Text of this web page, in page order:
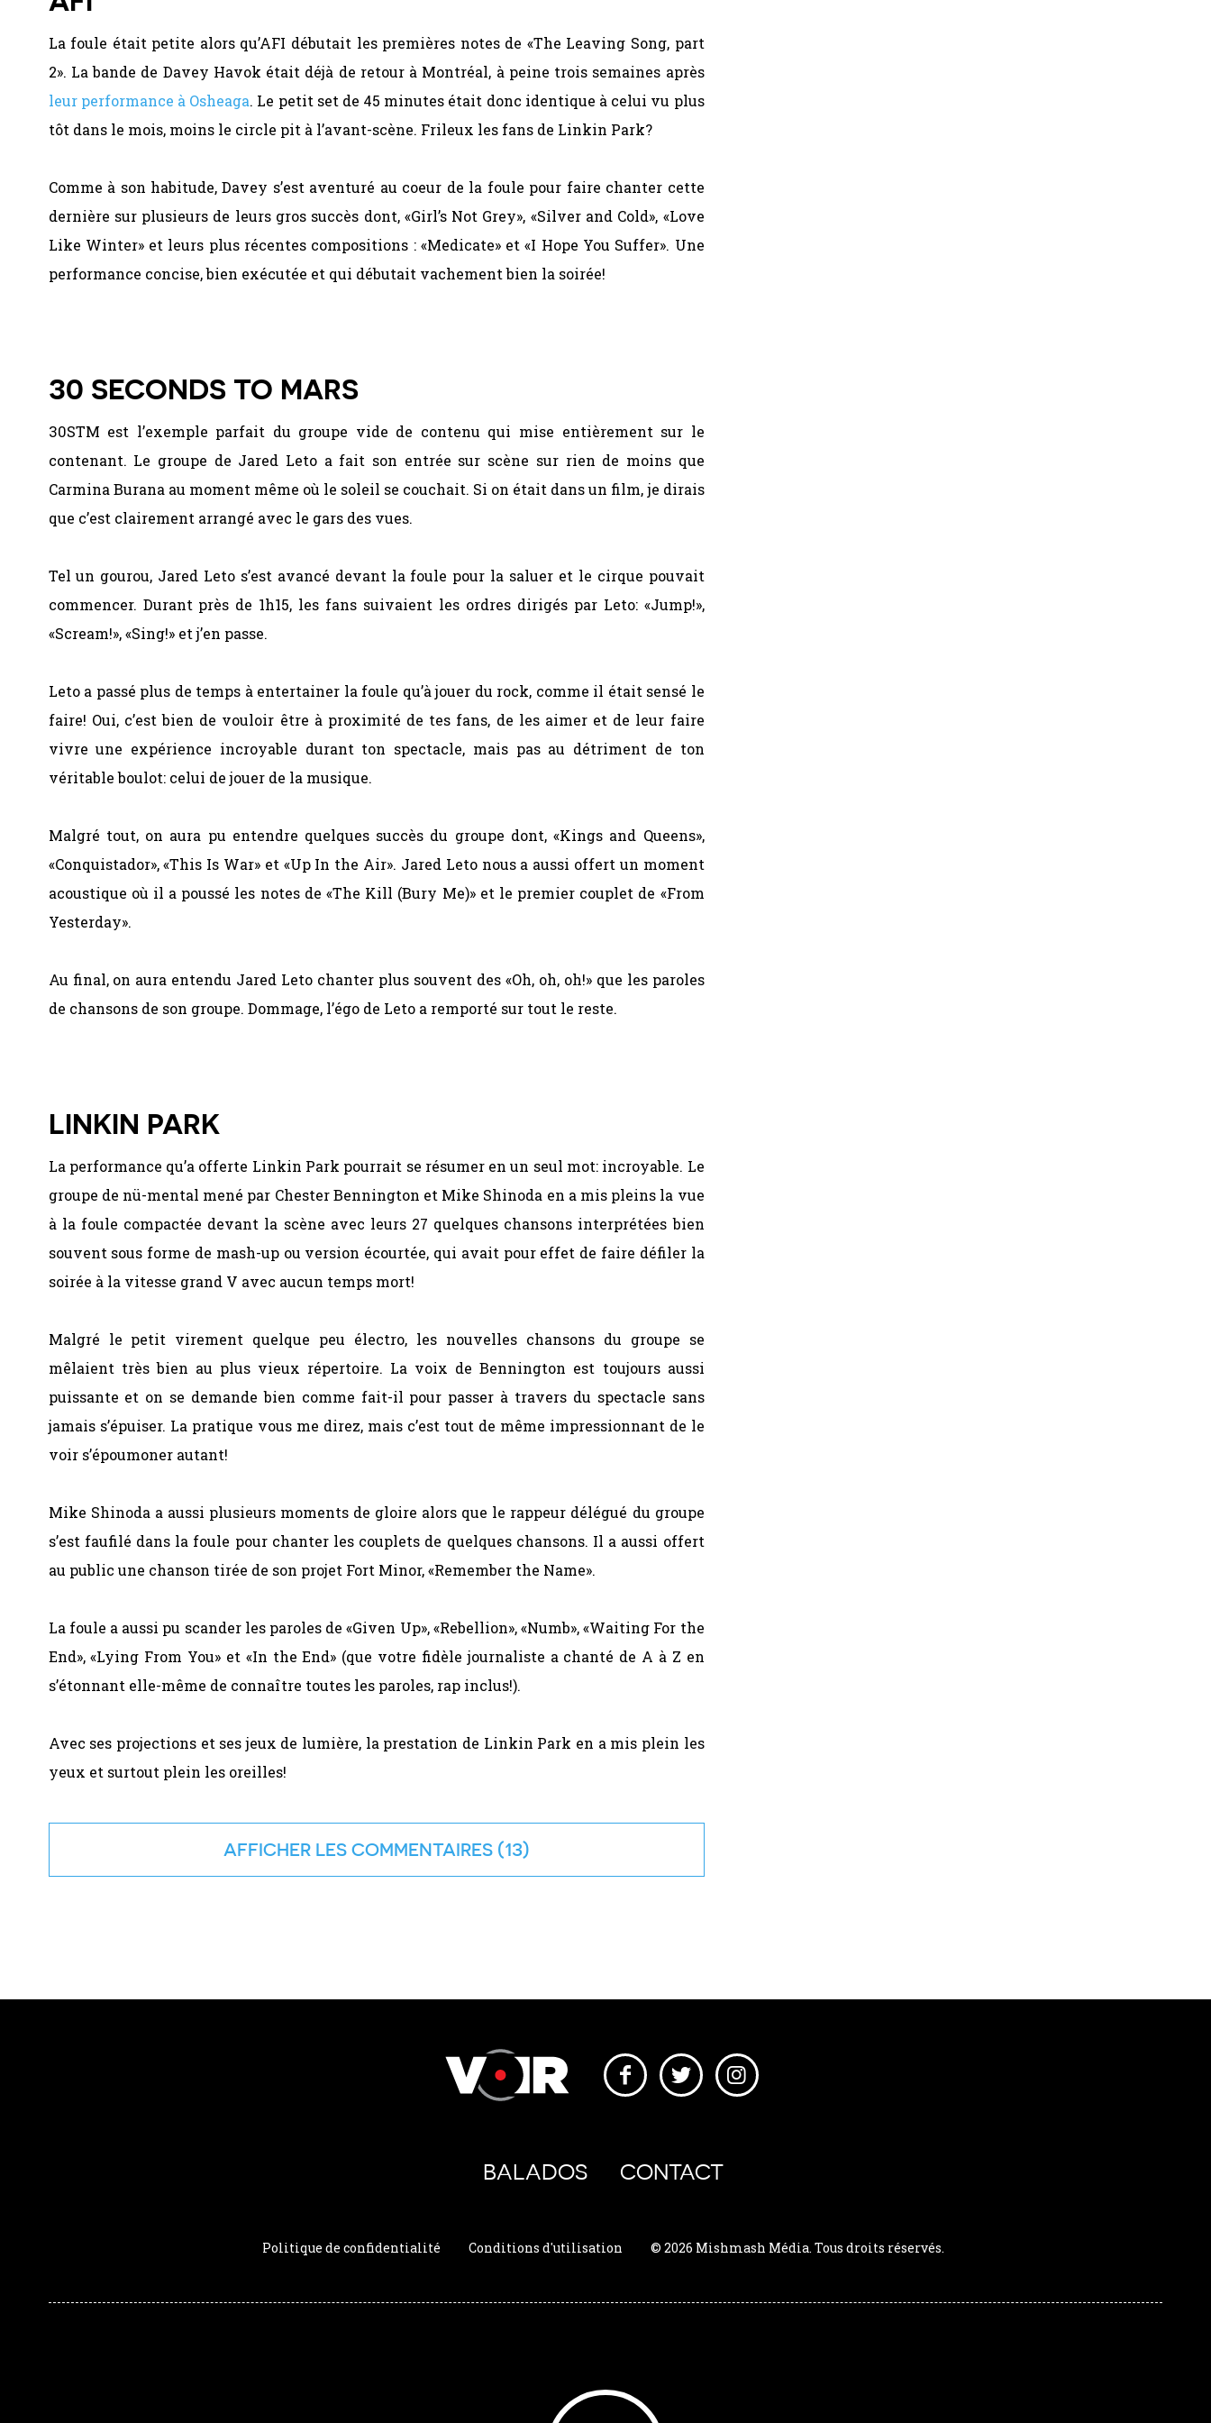
La foule était petite alors qu’AFI débutait les premières notes de «The Leaving Song, part
2». La bande de Davey Havok était déjà de retour à Montréal, à peine trois semaines après
leur performance à Osheaga. Le petit set de 45 minutes était donc identique à celui vu plus
tôt dans le mois, moins le circle pit à l’avant-scène. Frileux les fans de Linkin Park?
Comme à son habitude, Davey s’est aventuré au coeur de la foule pour faire chanter cette
dernière sur plusieurs de leurs gros succès dont, «Girl’s Not Grey», «Silver and Cold», «Love
Like Winter» et leurs plus récentes compositions : «Medicate» et «I Hope You Suffer». Une
performance concise, bien exécutée et qui débutait vachement bien la soirée!
30 SECONDS TO MARS
30STM est l’exemple parfait du groupe vide de contenu qui mise entièrement sur le
contenant. Le groupe de Jared Leto a fait son entrée sur scène sur rien de moins que
Carmina Burana au moment même où le soleil se couchait. Si on était dans un film, je dirais
que c’est clairement arrangé avec le gars des vues.
Tel un gourou, Jared Leto s’est avancé devant la foule pour la saluer et le cirque pouvait
commencer. Durant près de 1h15, les fans suivaient les ordres dirigés par Leto: «Jump!»,
«Scream!», «Sing!» et j’en passe.
Leto a passé plus de temps à entertainer la foule qu’à jouer du rock, comme il était sensé le
faire! Oui, c’est bien de vouloir être à proximité de tes fans, de les aimer et de leur faire
vivre une expérience incroyable durant ton spectacle, mais pas au détriment de ton
véritable boulot: celui de jouer de la musique.
Malgré tout, on aura pu entendre quelques succès du groupe dont, «Kings and Queens»,
«Conquistador», «This Is War» et «Up In the Air». Jared Leto nous a aussi offert un moment
acoustique où il a poussé les notes de «The Kill (Bury Me)» et le premier couplet de «From
Yesterday».
Au final, on aura entendu Jared Leto chanter plus souvent des «Oh, oh, oh!» que les paroles
de chansons de son groupe. Dommage, l’égo de Leto a remporté sur tout le reste.
LINKIN PARK
La performance qu’a offerte Linkin Park pourrait se résumer en un seul mot: incroyable. Le
groupe de nü-mental mené par Chester Bennington et Mike Shinoda en a mis pleins la vue
à la foule compactée devant la scène avec leurs 27 quelques chansons interprétées bien
souvent sous forme de mash-up ou version écourtée, qui avait pour effet de faire défiler la
soirée à la vitesse grand V avec aucun temps mort!
Malgré le petit virement quelque peu électro, les nouvelles chansons du groupe se
mêlaient très bien au plus vieux répertoire. La voix de Bennington est toujours aussi
puissante et on se demande bien comme fait-il pour passer à travers du spectacle sans
jamais s’épuiser. La pratique vous me direz, mais c’est tout de même impressionnant de le
voir s’époumoner autant!
Mike Shinoda a aussi plusieurs moments de gloire alors que le rappeur délégué du groupe
s’est faufilé dans la foule pour chanter les couplets de quelques chansons. Il a aussi offert
au public une chanson tirée de son projet Fort Minor, «Remember the Name».
La foule a aussi pu scander les paroles de «Given Up», «Rebellion», «Numb», «Waiting For the
End», «Lying From You» et «In the End» (que votre fidèle journaliste a chanté de A à Z en
s’étonnant elle-même de connaître toutes les paroles, rap inclus!).
Avec ses projections et ses jeux de lumière, la prestation de Linkin Park en a mis plein les
yeux et surtout plein les oreilles!
COMMENTAIRES
BALADOS CONTACT
Politique de confidentialité Conditions d'utilisation © 2026 Mishmash Média. Tous droits réservés.